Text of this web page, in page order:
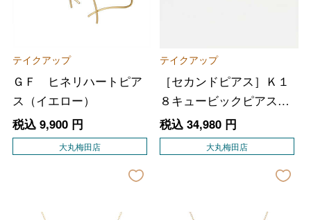
テイクアップ
ＧＦ ヒネリハートピア
ス（イエロー）
税込 9,900円
大丸梅田店
テイクアップ
［セカンドピアス］Ｋ１
８キュービックピアス
（小）
税込 34,980円
大丸梅田店